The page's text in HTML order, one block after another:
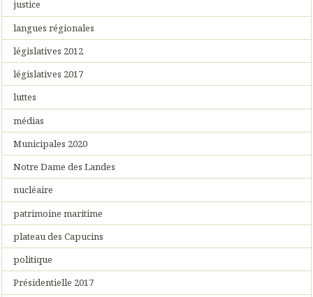
justice
langues régionales
législatives 2012
législatives 2017
luttes
médias
Municipales 2020
Notre Dame des Landes
nucléaire
patrimoine maritime
plateau des Capucins
politique
Présidentielle 2017